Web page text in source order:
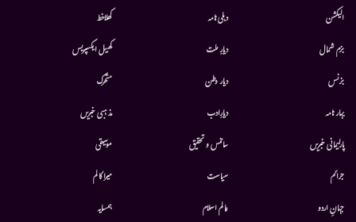
الیکشن
بزم شمال
بزنس
بہار نامہ
پارلیمانی خبریں
جرائم
جہانِ اردو
دہلی نامہ
دیارِ ملت
دیار وطن
دیارِادب
سائنس و تحقیق
سیاست
عالم اسلام
کھلاخط
کھیل ایکسپریس
متحرك
مذہبی خبریں
موسيقى
میرا کالم
ہمسایہ